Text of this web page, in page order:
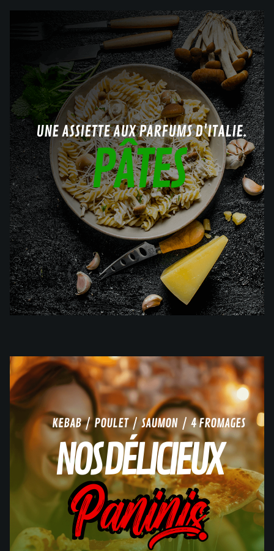
UNE ASSIETTE AUX PARFUMS D'ITALIE.
PÂTES
KEBAB / POULET / SAUMON / 4 FROMAGES
NOS DÉLICIEUX
Paninis